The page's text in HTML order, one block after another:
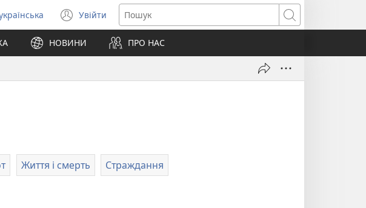
Вибрати
мову
Увійти
(відкривається
у
новому
вікні)
Пошук
НОВИНИ ПРО НАС
Життя і смерть Страждання